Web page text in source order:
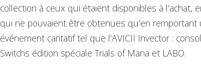
collection à ceux qui étaient disponibles à
qui ne pouvaient être obtenues qu’en
événement caritatif tel que l’AVICII Invector :
Switchs édition spéciale Trials of Mana et LABO.